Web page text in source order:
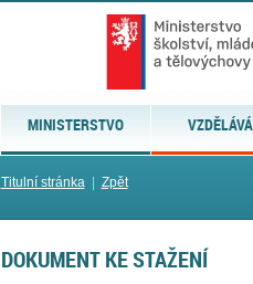
MINISTERSTVO
Titulní stránka| Zpět
DOKUMENT KE STAŽENÍ